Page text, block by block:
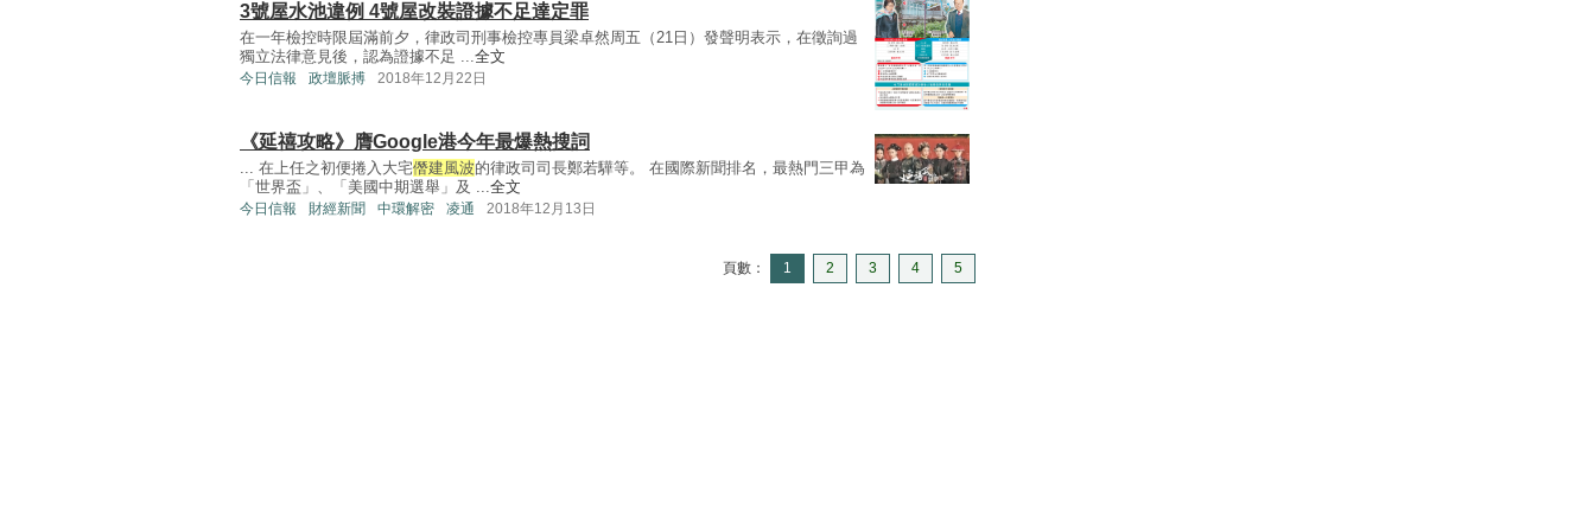
3號屋水池違例 4號屋改裝證據不足達定罪
在一年檢控時限屆滿前夕，律政司刑事檢控專員梁卓然周五（21日）發聲明表示，在徵詢過
獨立法律意見後，認為證據不足 ...全文
今日信報 政壇脈搏 2018年12月22日
《延禧攻略》膺Google港今年最爆熱搜詞
... 在上任之初便捲入大宅僭建風波的律政司司長鄭若驊等。 在國際新聞排名，最熱門三甲為
「世界盃」、「美國中期選舉」及 ... 全文
今日信報 財經新聞 中環解密 凌通 2018年12月13日
頁數： 1 2 3 4 5